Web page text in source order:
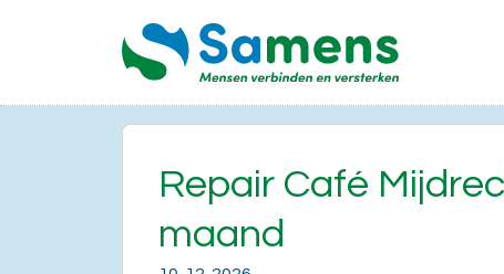
Repair Café
maand